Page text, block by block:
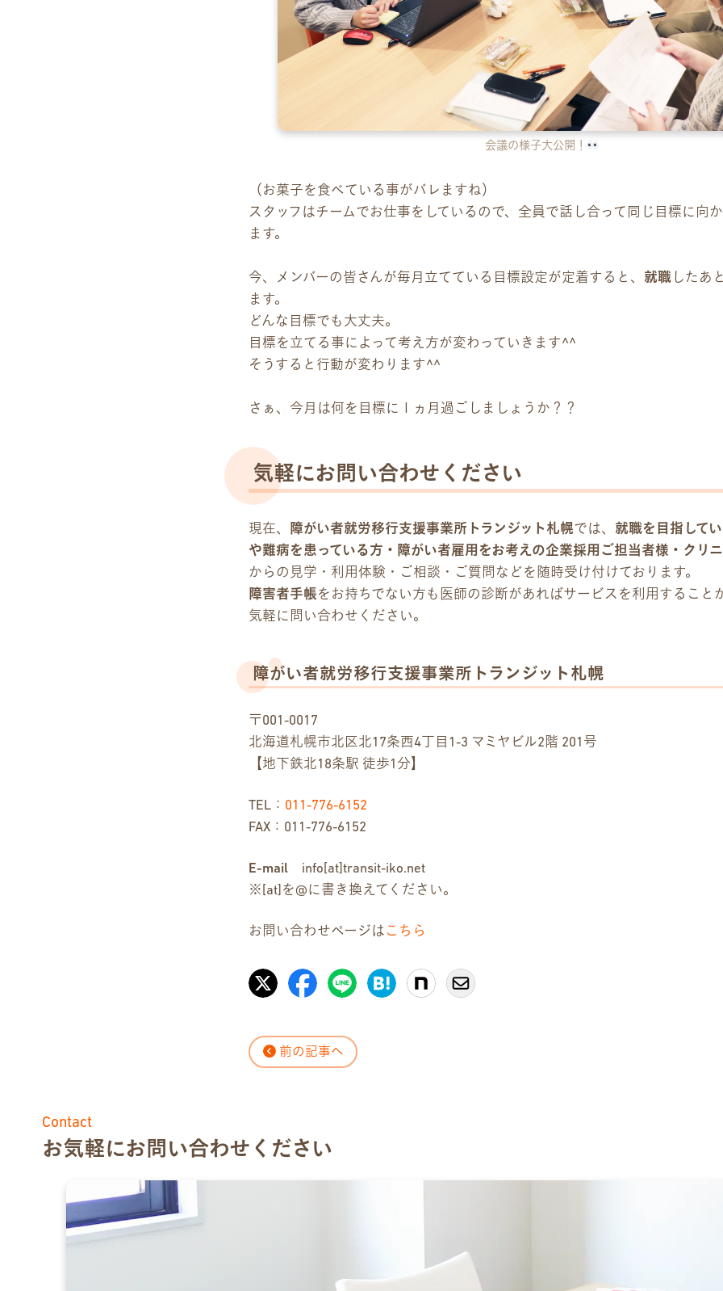
会議の様子大公開！
（お菓子を食べている事がバレますね）
スタッフはチームでお仕事をしているので、全員で話し合って同じ目標に向
ます。
今、メンバーの皆さんが毎月立てている目標設定が定着すると、 就職 したあ
ます。
どんな目標でも大丈夫。
目標を立てる事によって考え方が変わっていきます^^
そうすると行動が変わります^^
さぁ、今月は何を目標に１ヵ月過ごしましょうか？？
気軽にお問い合わせください
現在、 障がい者就労移行支援事業所トランジット札幌では、 就職を目指して
や難病を患っている方・障がい者雇用をお考えの企業採用ご担当者様・クリ
からの見学・利用体験・ご相談・ご質問などを随時受け付けております。
障害者手帳をお持ちでない方も医師の診断があればサービスを利用すること
気軽に問い合わせください。
障がい者就労移行支援事業所トランジット札幌
〒001-0017
北海道札幌市北区北17条西4丁目1-3 マミヤビル2階 201号
【地下鉄北18条駅 徒歩1分】
TEL： 011-776-6152
FAX：011-776-6152
E-mail info[at]transit-iko.net
※[at]を@に書き換えてください。
お問い合わせページは こちら
前の記事へ
Contact
お気軽にお問い合わせください